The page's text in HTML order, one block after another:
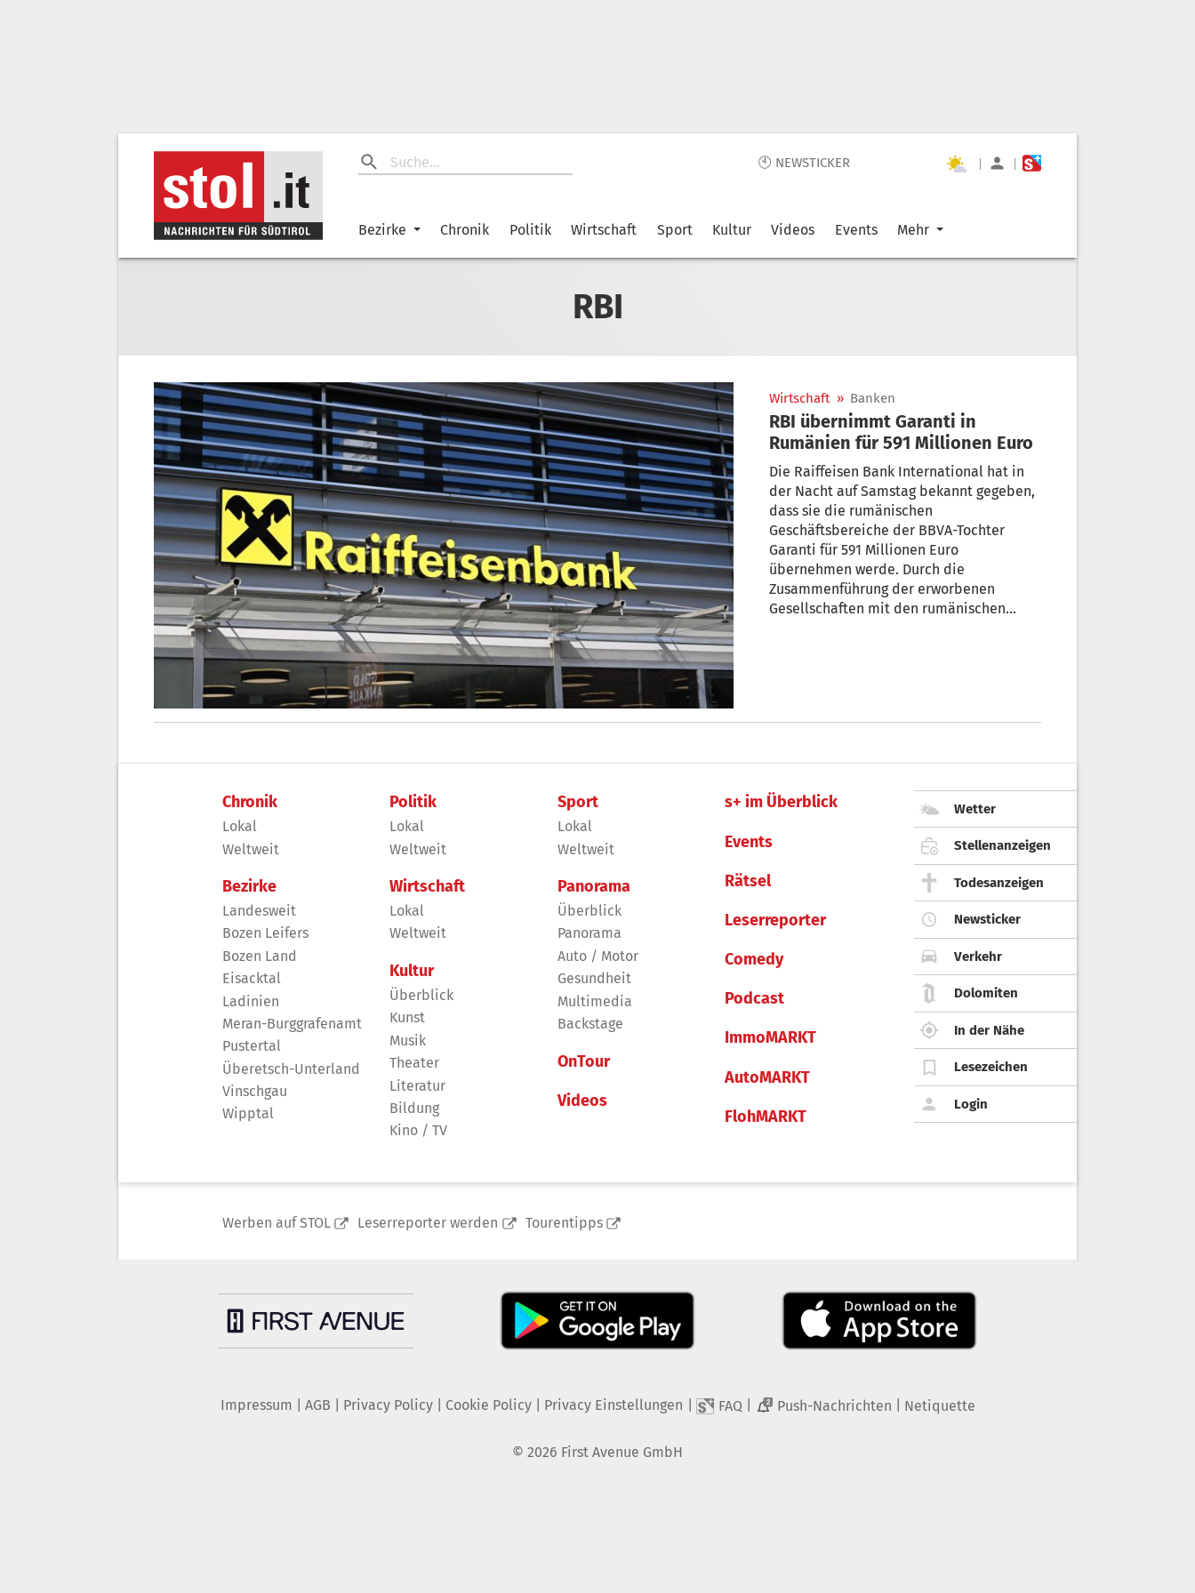
🕙 NEWSTICKER | |
Bezirke Chronik Politik Wirtschaft Sport Kultur Videos Events Mehr
RBI
Wirtschaft » Banken
RBI übernimmt Garanti in
Rumänien für 591 Millionen Euro
Die Raiffeisen Bank International hat in
der Nacht auf Samstag bekannt gegeben,
dass sie die rumänischen
Geschäftsbereiche der BBVA-Tochter
Garanti für 591 Millionen Euro
übernehmen werde. Durch die
Zusammenführung der erworbenen
Gesellschaften mit den rumänischen
Rumänien, so die RBI.
Chronik
Lokal
Weltweit
Bezirke
Landesweit
Bozen Leifers
Bozen Land
Eisacktal
Ladinien
Meran-Burggrafenamt
Pustertal
Überetsch-Unterland
Vinschgau
Wipptal
Politik
Lokal
Weltweit
Wirtschaft
Lokal
Weltweit
Kultur
Überblick
Kunst
Musik
Theater
Literatur
Bildung
Kino / TV
Sport
Lokal
Weltweit
Panorama
Überblick
Panorama
Auto / Motor
Gesundheit
Multimedia
Backstage
OnTour
Videos
s+ im Überblick
Events
Rätsel
Leserreporter
Comedy
Podcast
ImmoMARKT
AutoMARKT
FlohMARKT
Wetter
Stellenanzeigen
Todesanzeigen
Newsticker
Verkehr
Dolomiten
In der Nähe
Lesezeichen
Login
Werben auf STOL Leserreporter werden Tourentipps
Impressum AGB Privacy Policy| Cookie Policy| Privacy Einstellungen FAQ 2 Push-Nachrichten Netiquette
© 2026 First Avenue GmbH